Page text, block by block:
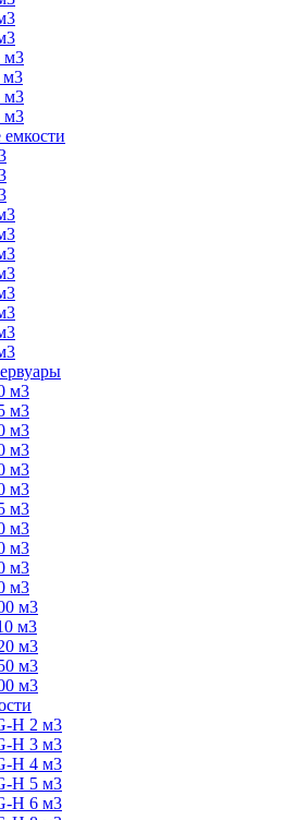
м3
м3
м3
м3
м3
м3
м3
м3
м3
м3
м3
м3
м3
м3
м3
м3
м3
м3
м3
м3
H 2 м3
H 3 м3
H 4 м3
H 5 м3
H 6 м3